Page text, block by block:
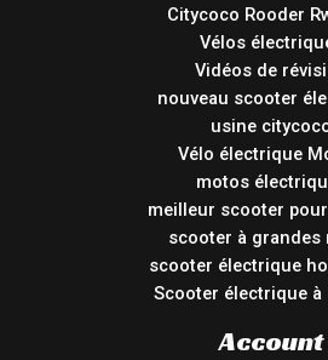
Citycoco Rooder
Vélos
Vidéos de
nouveau scooter
usine
Vélo électrique
motos
meilleur scooter
scooter à grandes
scooter électrique
Scooter électrique à
Account